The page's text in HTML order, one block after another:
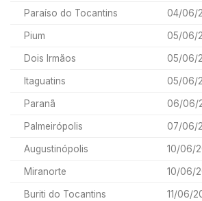
Paraíso do Tocantins 04/
Pium 05/06/
Dois Irmãos 05/06/
Itaguatins 05/06/
Paranã 06/06/
Palmeirópolis 07/06/
Augustinópolis 10/
Miranorte 10/06/
Buriti do Tocantins 11/06/